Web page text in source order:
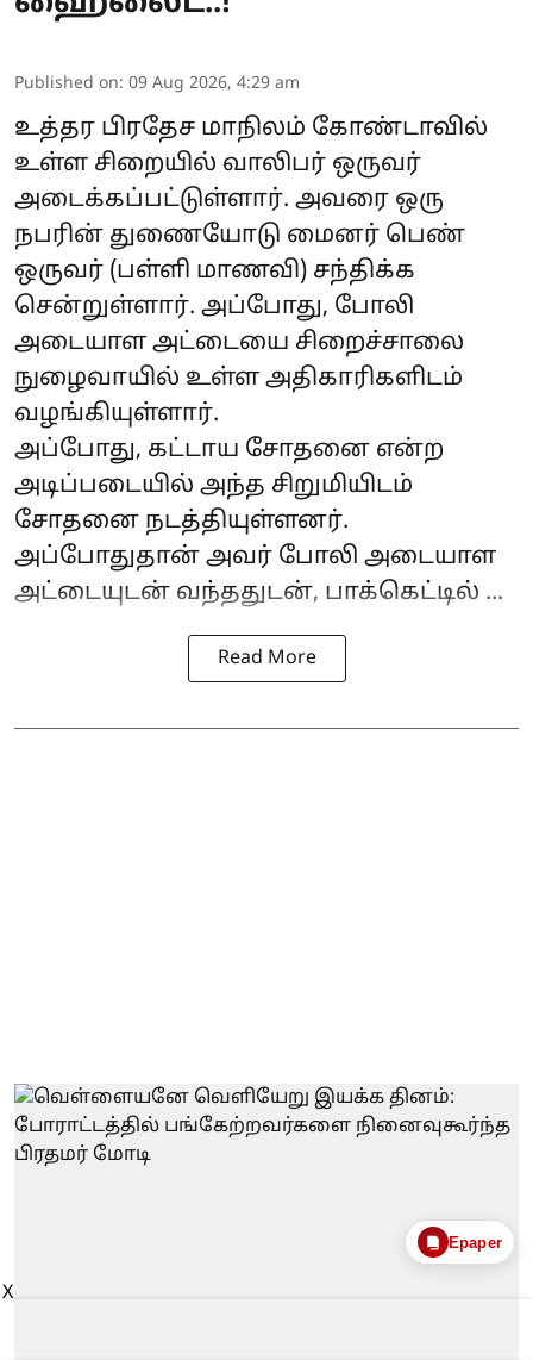
Published on: 09 Aug 2026, 4:29 am
உத்தர பிரதேச மாநிலம் கோண்டாவில்
உள்ள சிறையில் வாலிபர் ஒருவர்
அடைக்கப்பட்டுள்ளார். அவரை ஒரு
நபரின் துணையோடு மைனர் பெண்
ஒருவர் (பள்ளி மாணவி) சந்திக்க
சென்றுள்ளார். அப்போது, போலி
அடையாள அட்டையை சிறைச்சாலை
நுழைவாயில் உள்ள அதிகாரிகளிடம்
வழங்கியுள்ளார்.
அப்போது, கட்டாய சோதனை என்ற
அடிப்படையில் அந்த சிறுமியிடம்
சோதனை நடத்தியுள்ளனர்.
அப்போதுதான் அவர் போலி அடையாள
அட்டையுடன் வந்ததுடன், பாக்கெட்டில் ...
Read More
Epaper
X